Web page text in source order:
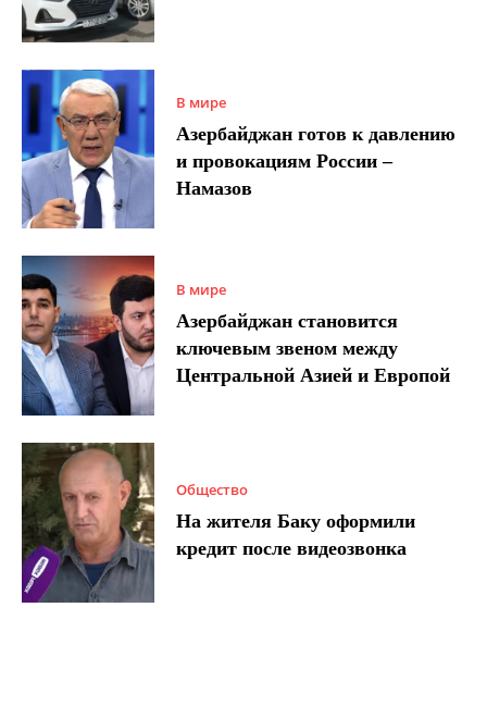
В мире
Азербайджан готов к давлению
и провокациям России –
Намазов
В мире
Азербайджан становится
ключевым звеном между
Центральной Азией и Европой
Общество
На жителя Баку оформили
кредит после видеозвонка